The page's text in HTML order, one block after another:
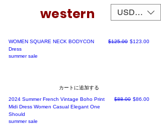
western USD ($)
WOMEN SQUARE NECK BODYCON
Dress
通常価格
$125.00 セール価格
$123.00
summer sale
カートに追加する
2024 Summer French Vintage Boho Print
Midi Dress Women Casual Elegant One
Should
通常価格
$88.00 セール価格
$86.00
summer sale